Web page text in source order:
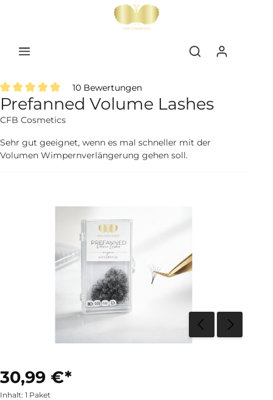
Durchschnittliche Bewertung von 5 von 5 Sternen
10 Bewertungen
Prefanned Volume Lashes
CFB Cosmetics
Sehr gut geeignet, wenn es mal schneller mit der
Volumen Wimpernverlängerung gehen soll.
30,99 €*
Inhalt: 1 Paket